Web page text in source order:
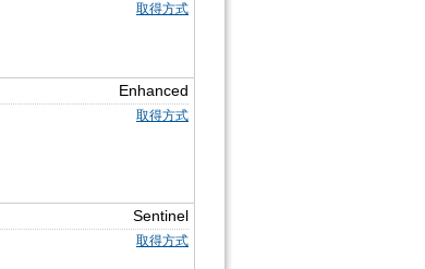
取得方式
Enhanced
取得方式
Sentinel
取得方式